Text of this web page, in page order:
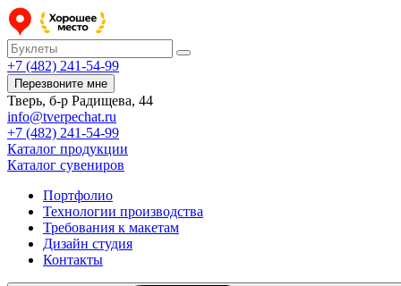
+7 (482) 241-54-99
Перезвоните мне
Тверь, б-р Радищева, 44
info@tverpechat.ru
+7 (482) 241-54-99
Каталог продукции
Каталог сувениров
Портфолио
Технологии производства
Требования к макетам
Дизайн студия
Контакты